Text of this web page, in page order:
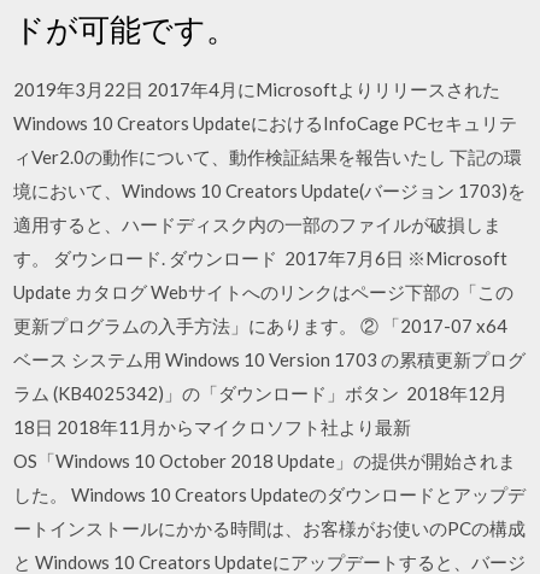
ドが可能です。
2019年3月22日 2017年4月にMicrosoftよりリリースされた
Windows 10 Creators UpdateにおけるInfoCage PCセキュリテ
ィVer2.0の動作について、動作検証結果を報告いたし 下記の環
境において、Windows 10 Creators Update(バージョン 1703)を
適用すると、ハードディスク内の一部のファイルが破損しま
す。 ダウンロード. ダウンロード 2017年7月6日 ※Microsoft
Update カタログ Webサイトへのリンクはページ下部の「この
更新プログラムの入手方法」にあります。 ② 「2017-07 x64
ベース システム用 Windows 10 Version 1703 の累積更新プログ
ラム (KB4025342)」の「ダウンロード」ボタン 2018年12月
18日 2018年11月からマイクロソフト社より最新
OS「Windows 10 October 2018 Update」の提供が開始されま
した。 Windows 10 Creators Updateのダウンロードとアップデ
ートインストールにかかる時間は、お客様がお使いのPCの構成
と Windows 10 Creators Updateにアップデートすると、バージ